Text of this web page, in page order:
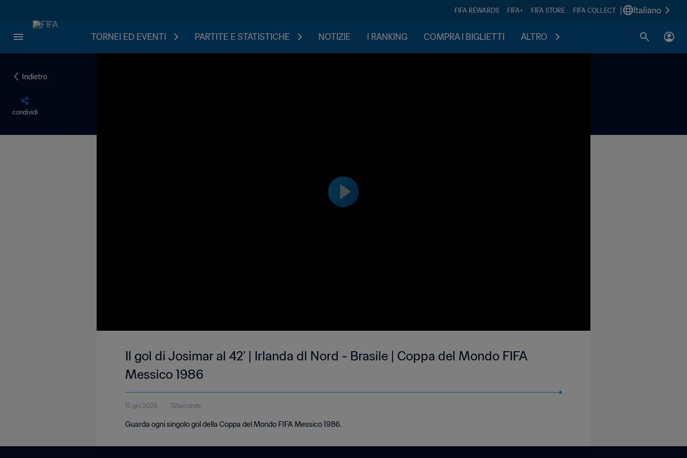
FIFA REWARDS FIFA+ FIFA STORE FIFA COLLECT Italiano
TORNEI ED EVENTI PARTITE E STATISTICHE NOTIZIE I RANKING COMPRA I BIGLIETTI ALTRO
Indietro
condividi
Il gol di Josimar al 42' | Irlanda dl Nord - Brasile | Coppa del Mondo FIFA
Messico 1986
15 giu 2026 32secondo
Guarda ogni singolo gol della Coppa del Mondo FIFA Messico 1986.